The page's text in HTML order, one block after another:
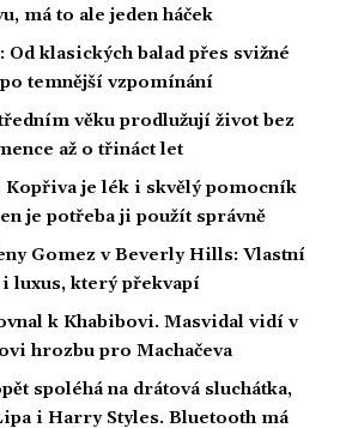
má to ale jeden háček
Od klasických balad přes svižné
temnější vzpomínání
věku prodlužují život bez
až o třináct let
Kopřiva je lék i skvělý pomocník
je potřeba ji použít správně
Gomez v Beverly Hills: Vlastní
luxus, který překvapí
k Khabibovi. Masvidal vidí v
hrozbu pro Machačeva
spoléhá na drátová sluchátka,
i Harry Styles. Bluetooth má